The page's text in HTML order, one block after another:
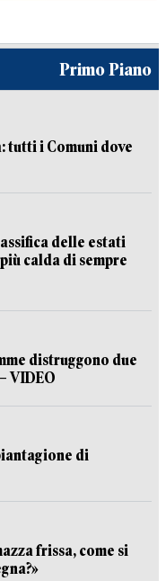
Primo Piano
tutti i Comuni dove
delle estati
calda di sempre
distruggono due
VIDEO
di
frissa, come si